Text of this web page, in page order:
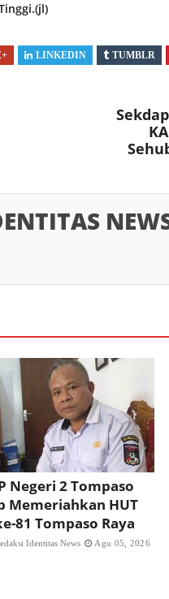
LINKEDIN TUMBLR
Negeri 2 Tompaso
Memeriahkan HUT
81 Tompaso Raya
Identitas News Agu 05, 2026